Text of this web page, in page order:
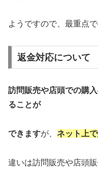
ようですので、最重点
返金対応について
訪問販売や店頭での購
ることが
できますが、 ネット上
違いは訪問販売や店頭